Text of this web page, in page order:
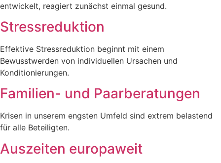
entwickelt, reagiert zunächst einmal gesund.
Stressreduktion
Effektive Stressreduktion beginnt mit einem
Bewusstwerden von individuellen Ursachen und
Konditionierungen.
Familien- und Paarberatungen
Krisen in unserem engsten Umfeld sind extrem belastend
für alle Beteiligten.
Auszeiten europaweit